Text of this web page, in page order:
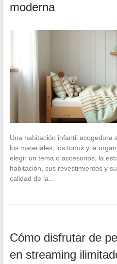
moderna
Una habitación infantil acogedora
los materiales, los tonos y la
elegir un tema o accesorios, la
habitación, sus revestimientos y
calidad de la…
Cómo disfrutar de
en streaming